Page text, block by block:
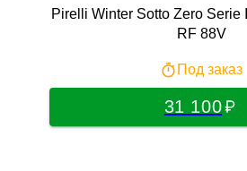
Pirelli Winter Sotto Zero Serie
RF 88V
Под заказ
31 100